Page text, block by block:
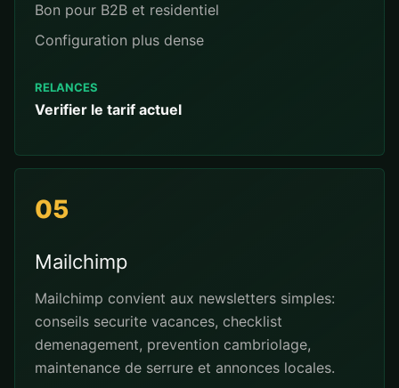
Bon pour B2B et residentiel
Configuration plus dense
RELANCES
Verifier le tarif actuel
05
Mailchimp
Mailchimp convient aux newsletters simples:
conseils securite vacances, checklist
demenagement, prevention cambriolage,
maintenance de serrure et annonces locales.